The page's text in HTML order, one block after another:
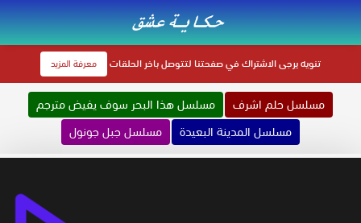
تنويهيرجى الاشتراك في صفحتنا لتتوصل باخر الحلقات معرفة المزيد
مسلسل حلم اشرف
مسلسل هذا البحر سوف يفيض مترجم
مسلسل المدينة البعيدة
مسلسل جبل جونول